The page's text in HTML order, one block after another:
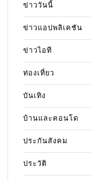
ข่าววันนี้
ข่าวแอปพลิเคชัน
ข่าวไอที
ท่องเที่ยว
บันเทิง
บ้านและคอนโด
ประกันสังคม
ประวัติ